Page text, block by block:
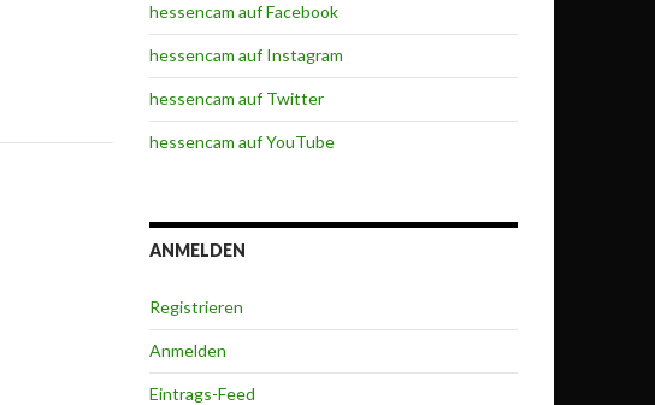
hessencam auf Facebook
hessencam auf Instagram
hessencam auf Twitter
hessencam auf YouTube
ANMELDEN
Registrieren
Anmelden
Eintrags-Feed